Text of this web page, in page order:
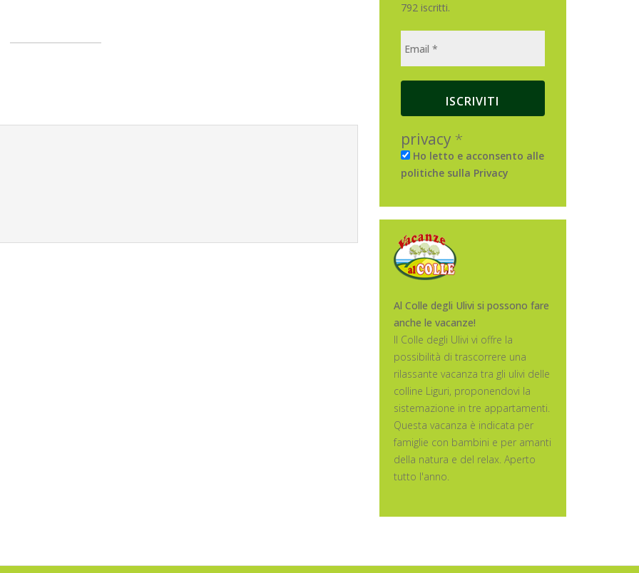
792 iscritti.
privacy *
Ho letto e acconsento alle
politiche sulla Privacy
Al Colle degli Ulivi si possono fare
anche le vacanze!
Il Colle degli Ulivi vi offre la
possibilità di trascorrere una
rilassante vacanza tra gli ulivi delle
colline Liguri, proponendovi la
sistemazione in tre appartamenti.
Questa vacanza è indicata per
famiglie con bambini e per amanti
della natura e del relax. Aperto
tutto l'anno.